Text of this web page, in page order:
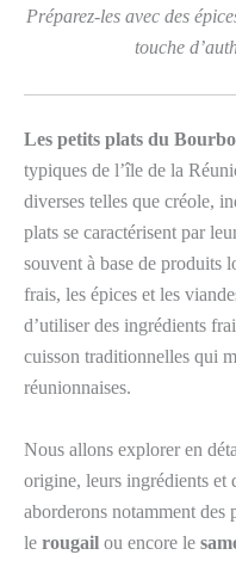
Préparez-les avec des
touche
Les petits plats du
typiques de l’île de la
diverses telles que créole,
plats se caractérisent par
souvent à base de produits
frais, les épices et les
d’utiliser des ingrédients
cuisson traditionnelles qui
réunionnaises.
Nous allons explorer en
origine, leurs ingrédients et
aborderons notamment des
le rougail ou encore le